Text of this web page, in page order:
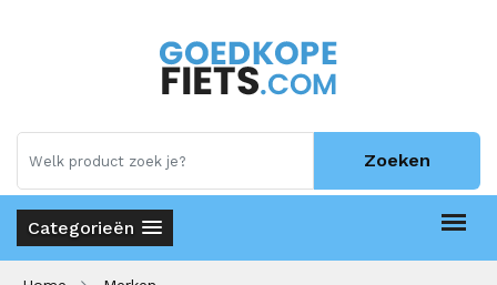
Zoeken
Categorieën